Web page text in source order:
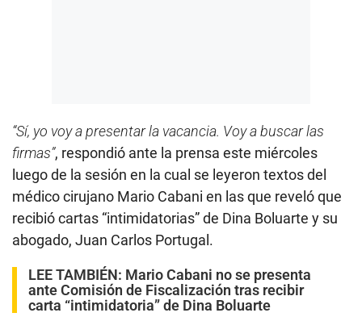
“Sí, yo voy a presentar la vacancia. Voy a buscar las
firmas”, respondió ante la prensa este miércoles
luego de la sesión en la cual se leyeron textos del
médico cirujano Mario Cabani en las que reveló que
recibió cartas “intimidatorias” de Dina Boluarte y su
abogado, Juan Carlos Portugal.
LEE TAMBIÉN: Mario Cabani no se presenta
ante Comisión de Fiscalización tras recibir
carta “intimidatoria” de Dina Boluarte